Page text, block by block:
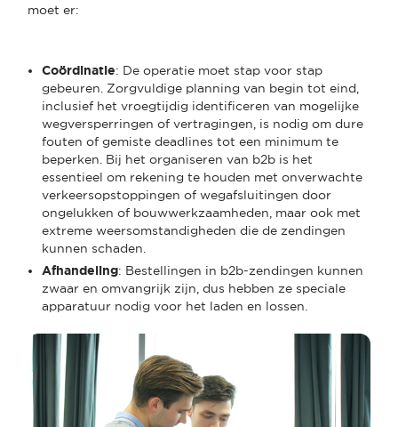
moet er:
Coördinatie: De operatie moet stap voor stap
gebeuren. Zorgvuldige planning van begin tot eind,
inclusief het vroegtijdig identificeren van mogelijke
wegversperringen of vertragingen, is nodig om dure
fouten of gemiste deadlines tot een minimum te
beperken. Bij het organiseren van b2b is het
essentieel om rekening te houden met onverwachte
verkeersopstoppingen of wegafsluitingen door
ongelukken of bouwwerkzaamheden, maar ook met
extreme weersomstandigheden die de zendingen
kunnen schaden.
Afhandeling: Bestellingen in b2b-zendingen kunnen
zwaar en omvangrijk zijn, dus hebben ze speciale
apparatuur nodig voor het laden en lossen.